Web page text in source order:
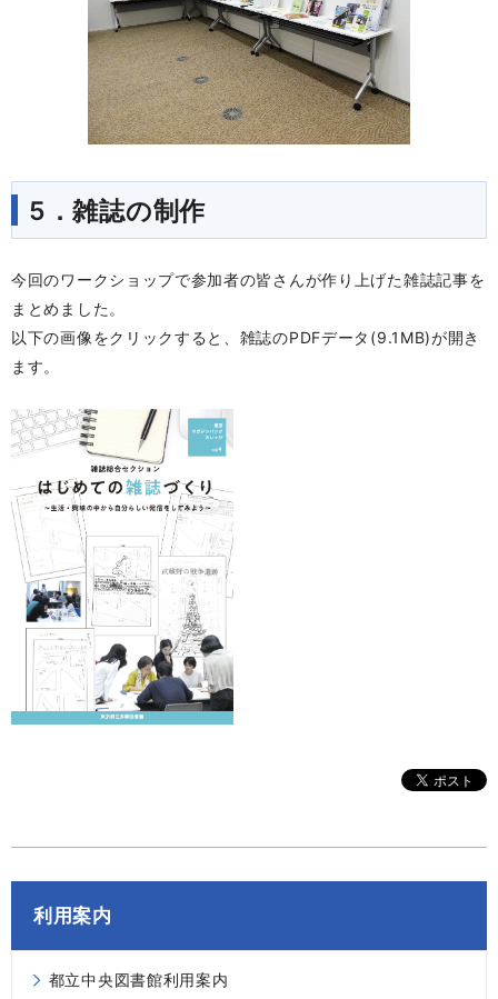
5．雑誌の制作
今回のワークショップで参加者の皆さんが作り上げた雑誌記事を
まとめました。
以下の画像をクリックすると、雑誌のPDFデータ(9.1MB)が開き
ます。
利用案内
都立中央図書館利用案内